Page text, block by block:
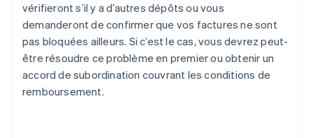
vérifieront s’il y a d’autres dépôts ou vous
demanderont de confirmer que vos factures ne sont
pas bloquées ailleurs. Si c’est le cas, vous devrez peut-
être résoudre ce problème en premier ou obtenir un
accord de subordination couvrant les conditions de
remboursement.